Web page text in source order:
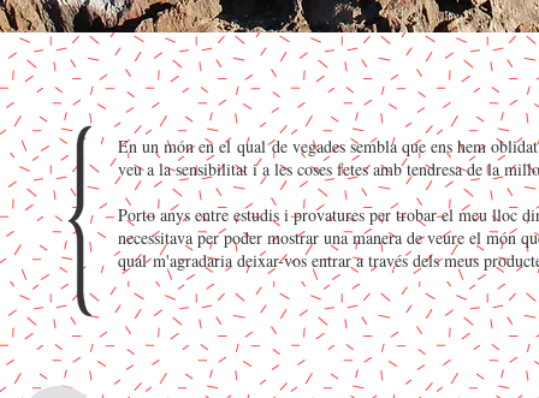
En un món en el qual de vegades sembla que ens hem
veu a la sensibilitat i a les coses fetes amb tendresa de la
Porto anys entre estudis i provatures per trobar el meu lloc
necessitava per poder mostrar una manera de veure el món
qual m'agradaria deixar-vos entrar a través dels meus